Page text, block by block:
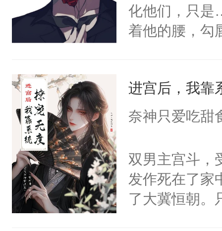
化他们，只是
着他的腰，勾
来，给老公亲
用力——为你
进宫后，我靠
奈神只爱吃甜
双男主宫斗，
发作死在了家
了大冀恒朝。